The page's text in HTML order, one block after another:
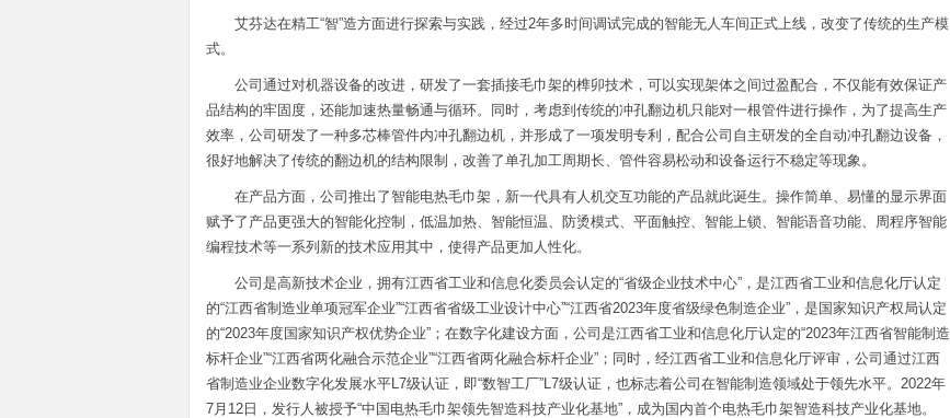
艾芬达在精工“智”造方面进行探索与实践，经过2年多时间调试完成的智能无人车间正式上线，改变了传统的生产模
式。
公司通过对机器设备的改进，研发了一套插接毛巾架的榫卯技术，可以实现架体之间过盈配合，不仅能有效保证产
品结构的牢固度，还能加速热量畅通与循环。同时，考虑到传统的冲孔翻边机只能对一根管件进行操作，为了提高生产
效率，公司研发了一种多芯棒管件内冲孔翻边机，并形成了一项发明专利，配合公司自主研发的全自动冲孔翻边设备，
很好地解决了传统的翻边机的结构限制，改善了单孔加工周期长、管件容易松动和设备运行不稳定等现象。
在产品方面，公司推出了智能电热毛巾架，新一代具有人机交互功能的产品就此诞生。操作简单、易懂的显示界面
赋予了产品更强大的智能化控制，低温加热、智能恒温、防烫模式、平面触控、智能上锁、智能语音功能、周程序智能
编程技术等一系列新的技术应用其中，使得产品更加人性化。
公司是高新技术企业，拥有江西省工业和信息化委员会认定的“省级企业技术中心”，是江西省工业和信息化厅认定
的“江西省制造业单项冠军企业”“江西省省级工业设计中心”“江西省2023年度省级绿色制造企业”，是国家知识产权局认定
的“2023年度国家知识产权优势企业”；在数字化建设方面，公司是江西省工业和信息化厅认定的“2023年江西省智能制造
标杆企业”“江西省两化融合示范企业”“江西省两化融合标杆企业”；同时，经江西省工业和信息化厅评审，公司通过江西
省制造业企业数字化发展水平L7级认证，即“数智工厂”L7级认证，也标志着公司在智能制造领域处于领先水平。2022年
7月12日，发行人被授予“中国电热毛巾架领先智造科技产业化基地”，成为国内首个电热毛巾架智造科技产业化基地。